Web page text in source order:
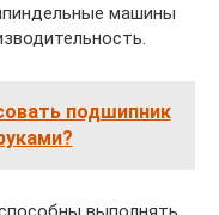
машины
подшипник